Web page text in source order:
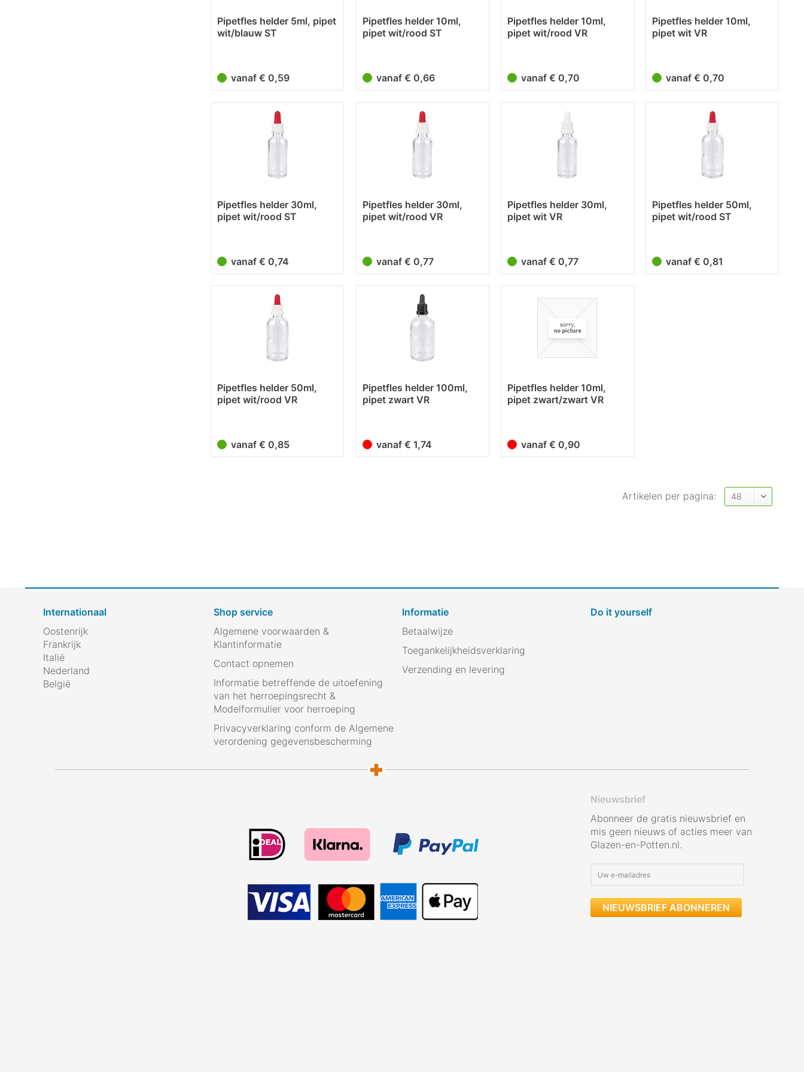
Pipetfles helder 5ml, pipet
wit/blauw ST
vanaf € 0,59
Pipetfles helder 10ml,
pipet wit/rood ST
vanaf € 0,66
Pipetfles helder 10ml,
pipet wit/rood VR
vanaf € 0,70
Pipetfles helder 10ml,
pipet wit VR
vanaf € 0,70
Pipetfles helder 30ml,
pipet wit/rood ST
vanaf € 0,74
Pipetfles helder 30ml,
pipet wit/rood VR
vanaf € 0,77
Pipetfles helder 30ml,
pipet wit VR
vanaf € 0,77
Pipetfles helder 50ml,
pipet wit/rood ST
vanaf € 0,81
Pipetfles helder 50ml,
pipet wit/rood VR
vanaf € 0,85
Pipetfles helder 100ml,
pipet zwart VR
vanaf € 1,74
Pipetfles helder 10ml,
pipet zwart/zwart VR
vanaf € 0,90
Artikelen per pagina:
Internationaal
Oostenrijk
Frankrijk
Italië
Nederland
België
Shop service
Algemene voorwaarden &
Klantinformatie
Contact opnemen
Informatie betreffende de uitoefening
van het herroepingsrecht &
Modelformulier voor herroeping
Privacyverklaring conform de Algemene
verordening gegevensbescherming
Informatie
Betaalwijze
Toegankelijkheidsverklaring
Verzending en levering
Do it yourself
Nieuwsbrief
Abonneer de gratis nieuwsbrief en
mis geen nieuws of acties meer van
Glazen-en-Potten.nl.
NIEUWSBRIEF ABONNEREN